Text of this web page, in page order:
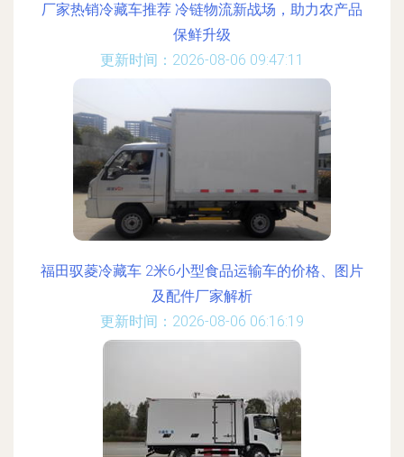
厂家热销冷藏车推荐 冷链物流新战场，助力农产品
保鲜升级
更新时间：2026-08-06 09:47:11
福田驭菱冷藏车 2米6小型食品运输车的价格、图片
及配件厂家解析
更新时间：2026-08-06 06:16:19